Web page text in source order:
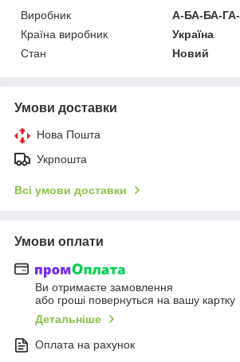
Виробник
А-БА-БА-
Країна виробник
Україна
Стан
Новий
Умови доставки
Нова Пошта
Укрпошта
Всі умови доставки
Умови оплати
Ви отримаєте замовлення
або гроші повернуться на вашу картку
Детальніше
Оплата на рахунок